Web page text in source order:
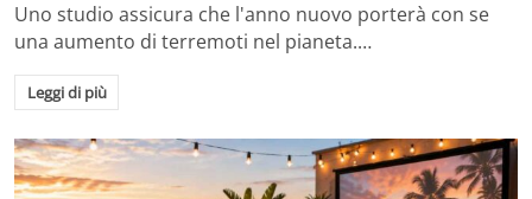
Uno studio assicura che l'anno nuovo porterà con se
una aumento di terremoti nel pianeta.…
Leggi di più